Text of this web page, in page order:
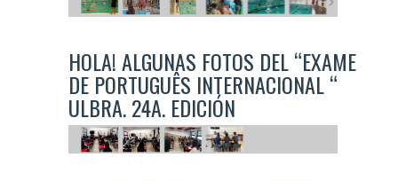
HOLA! ALGUNAS FOTOS DEL “EXAME
DE PORTUGUÊS INTERNACIONAL “
ULBRA. 24A. EDICIÓN